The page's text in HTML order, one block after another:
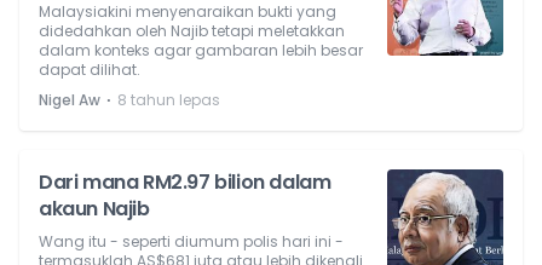
Malaysiakini menyenaraikan bukti yang
didedahkan oleh Najib tetapi meletakkan
dalam konteks agar gambaran lebih besar
dapat dilihat.
Nigel Aw ⋅ 8 tahun lepas
Dari mana RM2.97 bilion dalam
akaun Najib
Wang itu - seperti diumum polis hari ini -
termasuklah AS$681 juta atau lebih dikenali